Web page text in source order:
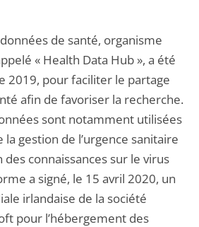
de santé, organisme
« Health Data Hub », a été
2019, pour faciliter le partage
afin de favoriser la recherche.
sont notamment utilisées
gestion de l’urgence sanitaire
des connaissances sur le virus
a signé, le 15 avril 2020, un
irlandaise de la société
pour l’hébergement des